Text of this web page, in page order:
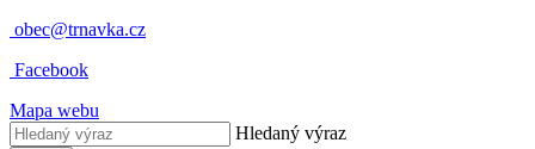
obec@trnavka.cz
Facebook
Mapa webu
Hledaný výraz